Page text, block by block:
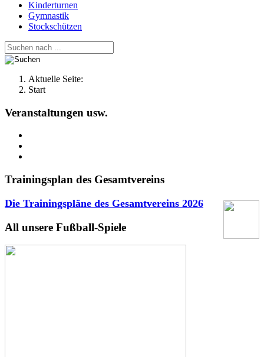
Kinderturnen
Gymnastik
Stockschützen
Aktuelle Seite:
Start
Veranstaltungen usw.
Trainingsplan des Gesamtvereins
Die Trainingspläne des Gesamtvereins 2026
All unsere Fußball-Spiele